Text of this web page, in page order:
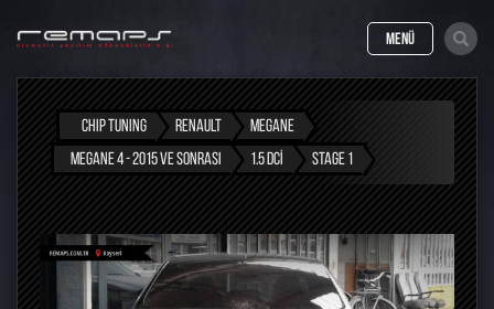
MENÜ
CHIP TUNING RENAULT
MEGANE
MEGANE 4 - 2015 VE SONRASI
1.5 DCI STAGE 1